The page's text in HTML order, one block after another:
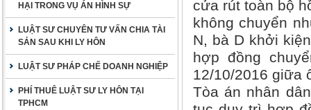
HẠI TRONG VỤ ÁN HÌNH SỰ
LUẬT SƯ CHUYÊN TƯ VẤN CHIA TÀI
SẢN SAU KHI LY HÔN
LUẬT SƯ PHÁP CHẾ DOANH NGHIỆP
PHÍ THUÊ LUẬT SƯ LY HÔN TẠI
TPHCM
cửa rút toàn bộ
không chuyển
N, bà D khởi
hợp đồng
12/10/2016 giữa
Tòa án nhân